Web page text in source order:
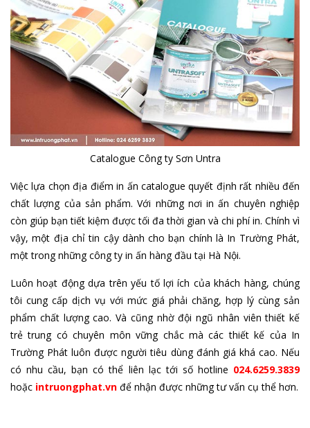
Catalogue Công ty Sơn Untra
Việc lựa chọn địa điểm in ấn catalogue quyết định rất nhiều đến
chất lượng của sản phẩm. Với những nơi in ấn chuyên nghiệp
còn giúp bạn tiết kiệm được tối đa thời gian và chi phí in. Chính vì
vậy, một địa chỉ tin cậy dành cho bạn chính là In Trường Phát,
một trong những công ty in ấn hàng đầu tại Hà Nội.
Luôn hoạt động dựa trên yếu tố lợi ích của khách hàng, chúng
tôi cung cấp dịch vụ với mức giá phải chăng, hợp lý cùng sản
phẩm chất lượng cao. Và cũng nhờ đội ngũ nhân viên thiết kế
trẻ trung có chuyên môn vững chắc mà các thiết kế của In
Trường Phát luôn được người tiêu dùng đánh giá khá cao. Nếu
có nhu cầu, bạn có thể liên lạc tới số hotline 024.6259.3839
hoặc intruongphat.vn để nhận được những tư vấn cụ thể hơn.